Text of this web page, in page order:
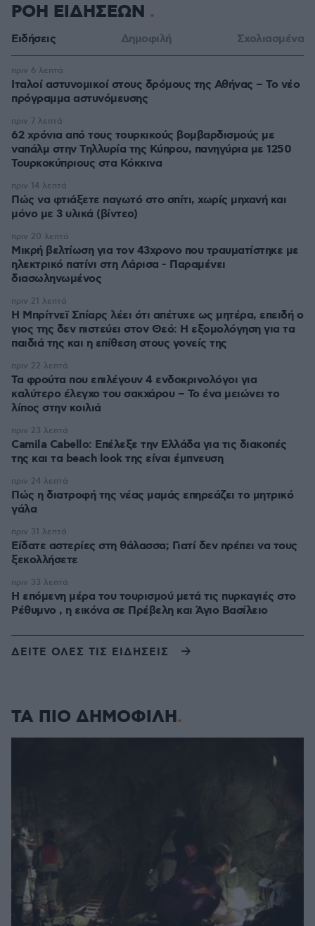
ΡΟΗ ΕΙΔΗΣΕΩΝ
Ειδήσεις Δημοφιλή Σχολιασμένα
Ιταλοί αστυνομικοί στους δρόμους της Αθήνας – Το νέο
πρόγραμμα αστυνόμευσης
πριν 6 λεπτά
62 χρόνια από τους τουρκικούς βομβαρδισμούς με
ναπάλμ στην Τηλλυρία της Κύπρου, πανηγύρια με 1250
Τουρκοκύπριους στα Κόκκινα
πριν 7 λεπτά
Πώς να φτιάξετε παγωτό στο σπίτι, χωρίς μηχανή και
μόνο με 3 υλικά (βίντεο)
πριν 14 λεπτά
Μικρή βελτίωση για τον 43χρονο που τραυματίστηκε με
ηλεκτρικό πατίνι στη Λάρισα - Παραμένει
διασωληνωμένος
πριν 20 λεπτά
Η Μπρίτνεϊ Σπίαρς λέει ότι απέτυχε ως μητέρα, επειδή ο
γιος της δεν πιστεύει στον Θεό: Η εξομολόγηση για τα
παιδιά της και η επίθεση στους γονείς της
πριν 21 λεπτά
Τα φρούτα που επιλέγουν 4 ενδοκρινολόγοι για
καλύτερο έλεγχο του σακχάρου – Το ένα μειώνει το
λίπος στην κοιλιά
πριν 22 λεπτά
Camila Cabello: Επέλεξε την Ελλάδα για τις διακοπές
της και τα beach look της είναι έμπνευση
πριν 23 λεπτά
Πώς η διατροφή της νέας μαμάς επηρεάζει το μητρικό
γάλα
πριν 24 λεπτά
Είδατε αστερίες στη θάλασσα; Γιατί δεν πρέπει να τους
ξεκολλήσετε
πριν 31 λεπτά
Η επόμενη μέρα του τουρισμού μετά τις πυρκαγιές στο
Ρέθυμνο , η εικόνα σε Πρέβελη και Άγιο Βασίλειο
πριν 33 λεπτά
ΔΕΙΤΕ ΟΛΕΣ ΤΙΣ ΕΙΔΗΣΕΙΣ
ΤΑ ΠΙΟ ΔΗΜΟΦΙΛΗ